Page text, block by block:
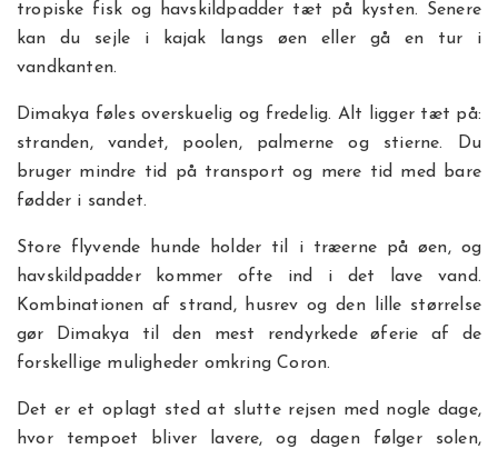
tropiske fisk og havskildpadder tæt på kysten. Senere
kan du sejle i kajak langs øen eller gå en tur i
vandkanten.
Dimakya føles overskuelig og fredelig. Alt ligger tæt på:
stranden, vandet, poolen, palmerne og stierne. Du
bruger mindre tid på transport og mere tid med bare
fødder i sandet.
Store flyvende hunde holder til i træerne på øen, og
havskildpadder kommer ofte ind i det lave vand.
Kombinationen af strand, husrev og den lille størrelse
gør Dimakya til den mest rendyrkede øferie af de
forskellige muligheder omkring Coron.
Det er et oplagt sted at slutte rejsen med nogle dage,
hvor tempoet bliver lavere, og dagen følger solen,